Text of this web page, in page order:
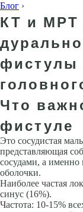
Блог ›
КТ и МРТ
фистулы
Что
фистуле
Это сосудистая
представляющая
сосудами, а именно
оболочки.
Наиболее частая
синус (16%).
Частота: 10-15%